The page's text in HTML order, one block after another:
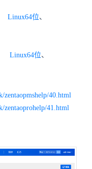
Linux64位、
Linux64位、
zentaopmshelp/40.html
zentaoprohelp/41.html